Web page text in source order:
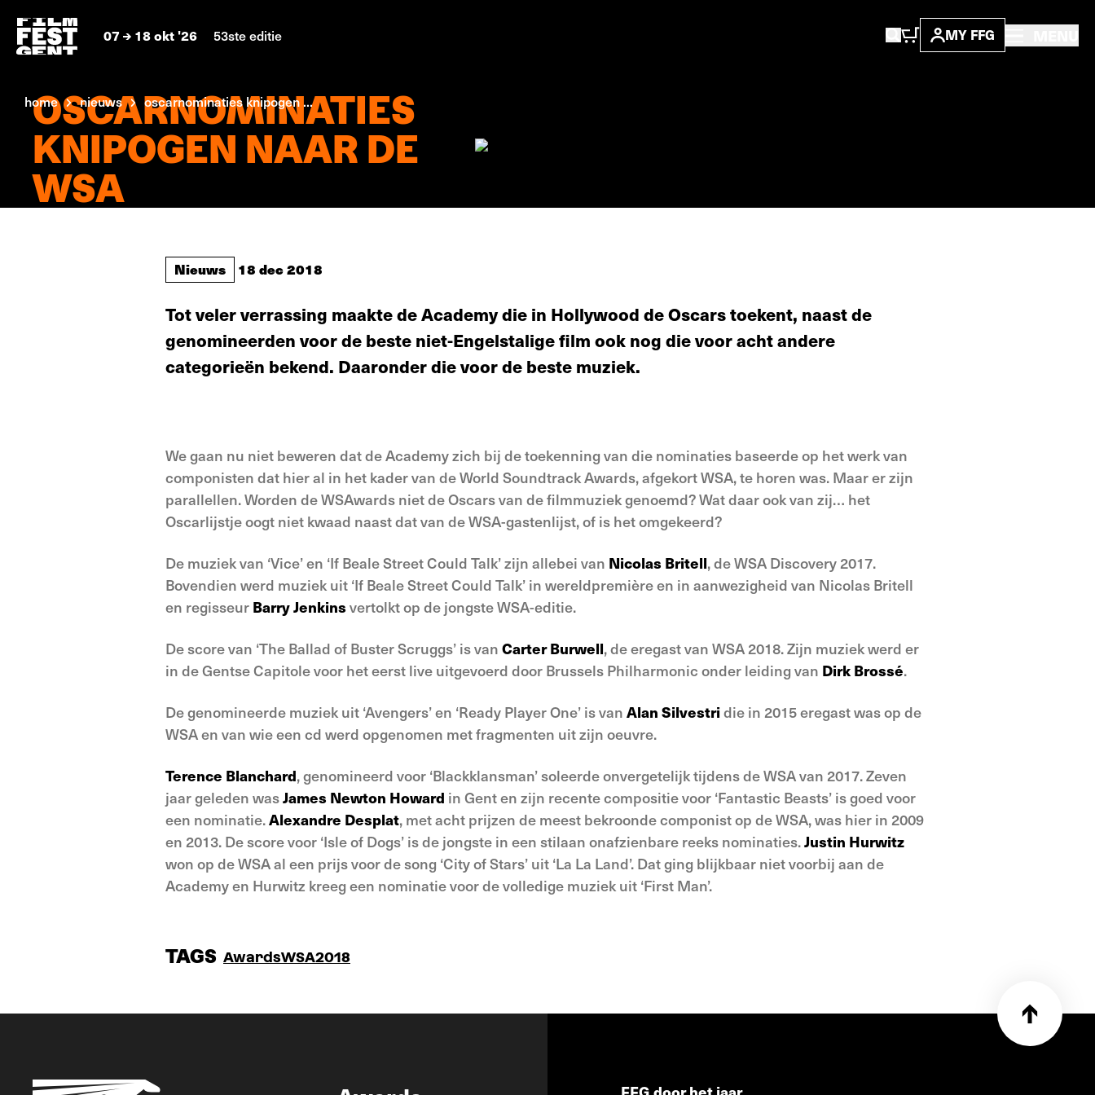
07 18 okt '26 53ste editie MY FFG
home nieuws oscarnominaties knipogen ...
OSCARNOMINATIES
KNIPOGEN NAAR DE
WSA
Nieuws 18 dec 2018
Tot veler verrassing maakte de Academy die in Hollywood de Oscars toekent, naast de
genomineerden voor de beste niet-Engelstalige film ook nog die voor acht andere
categorieën bekend. Daaronder die voor de beste muziek.
We gaan nu niet beweren dat de Academy zich bij de toekenning van die nominaties baseerde op het werk van
componisten dat hier al in het kader van de World Soundtrack Awards, afgekort WSA, te horen was. Maar er zijn
parallellen. Worden de WSAwards niet de Oscars van de filmmuziek genoemd? Wat daar ook van zij… het
Oscarlijstje oogt niet kwaad naast dat van de WSA-gastenlijst, of is het omgekeerd?
De muziek van ‘Vice’ en ‘If Beale Street Could Talk’ zijn allebei van Nicolas Britell, de WSA Discovery 2017.
Bovendien werd muziek uit ‘If Beale Street Could Talk’ in wereldpremière en in aanwezigheid van Nicolas Britell
en regisseur Barry Jenkins vertolkt op de jongste WSA-editie.
De score van ‘The Ballad of Buster Scruggs’ is van Carter Burwell, de eregast van WSA 2018. Zijn muziek werd er
in de Gentse Capitole voor het eerst live uitgevoerd door Brussels Philharmonic onder leiding van Dirk Brossé.
De genomineerde muziek uit ‘Avengers’ en ‘Ready Player One’ is van Alan Silvestri die in 2015 eregast was op de
WSA en van wie een cd werd opgenomen met fragmenten uit zijn oeuvre.
Terence Blanchard, genomineerd voor ‘Blackklansman’ soleerde onvergetelijk tijdens de WSA van 2017. Zeven
jaar geleden wasJames Newton Howard in Gent en zijn recente compositie voor ‘Fantastic Beasts’ is goed voor
een nominatie.Alexandre Desplat, met acht prijzen de meest bekroonde componist op de WSA, was hier in 2009
en 2013. De score voor ‘Isle of Dogs’ is de jongste in een stilaan onafzienbare reeks nominaties.Justin Hurwitz
won op de WSA al een prijs voor de song ‘City of Stars’ uit ‘La La Land’. Dat ging blijkbaar niet voorbij aan de
Academy en Hurwitz kreeg een nominatie voor de volledige muziek uit ‘First Man’.
TAGS AwardsWSA2018